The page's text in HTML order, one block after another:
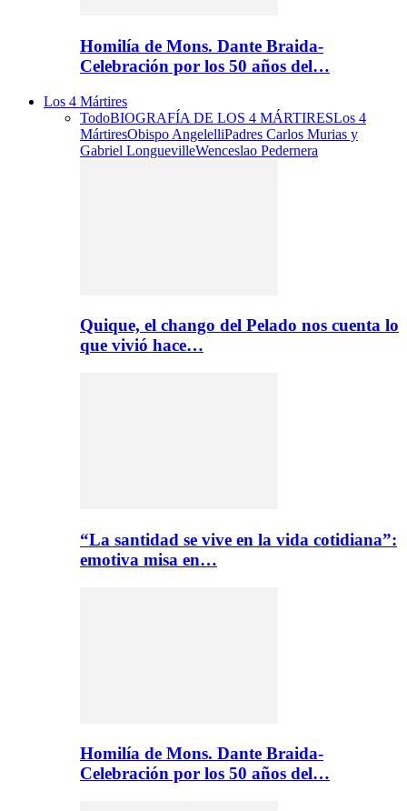
Homilía de Mons. Dante Braida-
Celebración por los 50 años del…
Los 4 Mártires
TodoBIOGRAFÍA DE LOS 4 MÁRTIRESLos 4
MártiresObispo AngelelliPadres Carlos Murias y
Gabriel LonguevilleWenceslao Pedernera
Quique, el chango del Pelado nos cuenta lo
que vivió hace…
“La santidad se vive en la vida cotidiana”:
emotiva misa en…
Homilía de Mons. Dante Braida-
Celebración por los 50 años del…